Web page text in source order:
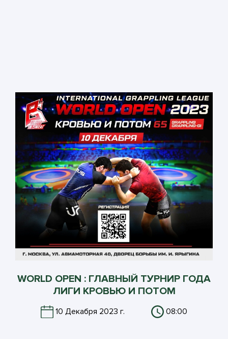
WORLD OPEN : ГЛАВНЫЙ ТУРНИР ГОДА
ЛИГИ КРОВЬЮ И ПОТОМ
10 Декабря 2023 г. 08:00